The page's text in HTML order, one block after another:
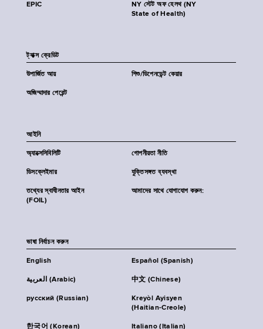
EPIC
NY স্টেট অফ হেলথ (NY
State of Health)
ট্যাক্স ক্রেডিট
উপার্জিত আয় শিশু/ডিপেনডেন্ট কেয়ার
অজিম্মাদার পেরেন্ট
আইনি
অ্যাক্সেসিবিলিটি গোপনীয়তা নীতি
ডিসক্লেইমার যুক্তিসঙ্গত ব্যবস্থা
তথ্যের স্বাধীনতার আইন
(FOIL)
আমাদের সাথে যোগাযোগ করুন:
ভাষা নির্বাচন করুন
English Español (Spanish)
العربية (Arabic) 中文 (Chinese)
русский (Russian)
Kreyòl Ayisyen
(Haitian-Creole)
한국어 (Korean) Italiano (Italian)